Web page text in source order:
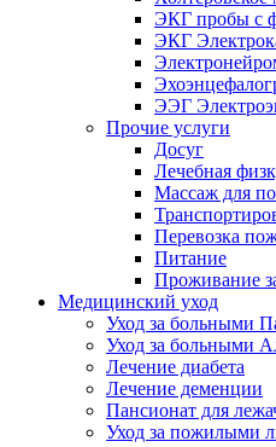
ЭКГ пробы с
ЭКГ
ЭЭГ
Прочие услуги
Досуг
Лечебная
Массаж для
Перевозка
Питание
Проживание
Медицинский уход
Уход за больными
Уход за больными
Лечение диабета
Лечение деменции
Пансионат для
Уход за пожилыми